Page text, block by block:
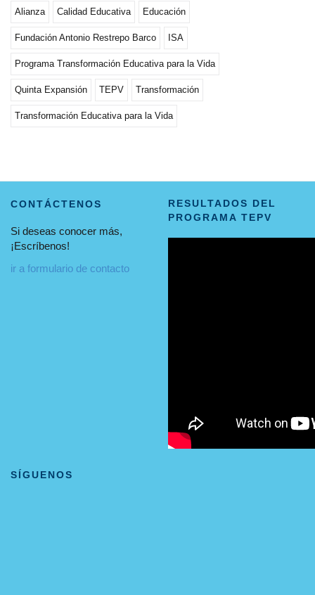
Alianza Calidad Educativa Educación
Fundación Antonio Restrepo Barco ISA
Programa Transformación Educativa para la Vida
Quinta Expansión TEPV Transformación
Transformación Educativa para la Vida
CONTÁCTENOS
Si deseas conocer más,
¡Escríbenos!
ir a formulario de contacto
RESULTADOS DEL
PROGRAMA TEPV
SÍGUENOS